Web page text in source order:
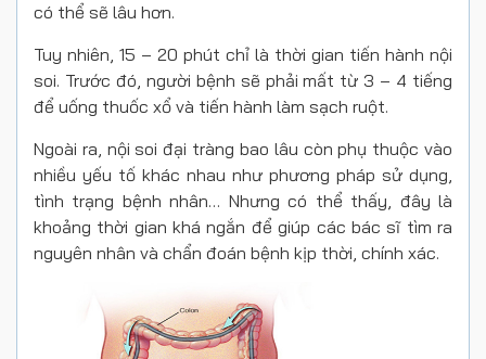
có thể sẽ lâu hơn.
Tuy nhiên, 15 – 20 phút chỉ là thời gian tiến hành nội
soi. Trước đó, người bệnh sẽ phải mất từ 3 – 4 tiếng
để uống thuốc xổ và tiến hành làm sạch ruột.
Ngoài ra, nội soi đại tràng bao lâu còn phụ thuộc vào
nhiều yếu tố khác nhau như phương pháp sử dụng,
tình trạng bệnh nhân… Nhưng có thể thấy, đây là
khoảng thời gian khá ngắn để giúp các bác sĩ tìm ra
nguyên nhân và chẩn đoán bệnh kịp thời, chính xác.